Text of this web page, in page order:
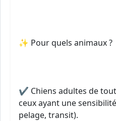
✨ Pour quels animaux ?
✔ Chiens adultes de
ceux ayant une
pelage, transit).